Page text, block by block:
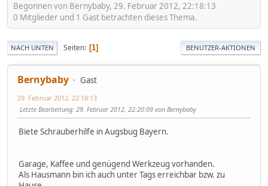
Begonnen von Bernybaby, 29. Februar 2012, 22:18:13
0 Mitglieder und 1 Gast betrachten dieses Thema.
NACH UNTEN Seiten 1 BENUTZER-AKTIONEN
Bernybaby Gast
29. Februar 2012, 22:18:13
Letzte Bearbeitung: 29. Februar 2012, 22:20:09 von Bernybaby
Biete Schrauberhilfe in Augsbug Bayern.
Garage, Kaffee und genügend Werkzeug vorhanden.
Als Hausmann bin ich auch unter Tags erreichbar bzw. zu